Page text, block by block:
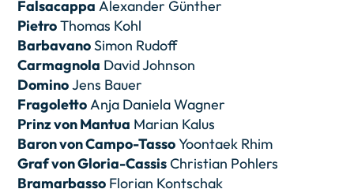
Falsacappa Alexander Günther
PietroThomas Kohl
BarbavanoSimon Rudoff
Carmagnola David Johnson
DominoJens Bauer
FragolettoAnja Daniela Wagner
Prinz von Mantua Marian Kalus
Baron von Campo-TassoYoontaek Rhim
Graf von Gloria-CassisChristian Pohlers
Bramarbasso Florian Kontschak